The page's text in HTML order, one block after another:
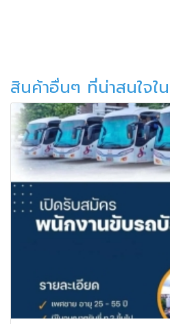
สินค้าอื่นๆ ที่น่าสนใจใ